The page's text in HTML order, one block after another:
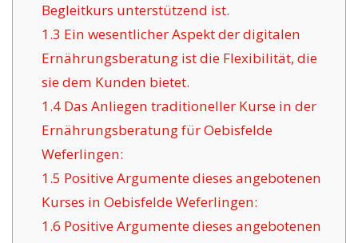
Begleitkurs unterstützend ist.
1.3 Ein wesentlicher Aspekt der digitalen
Ernährungsberatung ist die Flexibilität, die
sie dem Kunden bietet.
1.4Das Anliegen traditioneller Kurse in der
Ernährungsberatung für Oebisfelde
Weferlingen:
1.5 Positive Argumente dieses angebotenen
Kurses in Oebisfelde Weferlingen:
1.6 Positive Argumente dieses angebotenen